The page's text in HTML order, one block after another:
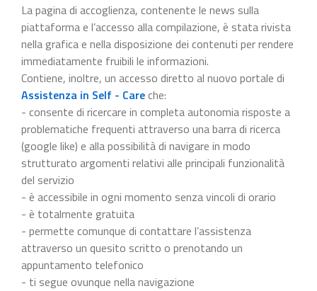
La pagina di accoglienza, contenente le news sulla
piattaforma e l’accesso alla compilazione, è stata rivista
nella grafica e nella disposizione dei contenuti per rendere
immediatamente fruibili le informazioni.
Contiene, inoltre, un accesso diretto al nuovo portale di
Assistenza in Self - Careche:
- consente di ricercare in completa autonomia risposte a
problematiche frequenti attraverso una barra di ricerca
(google like) e alla possibilità di navigare in modo
strutturato argomenti relativi alle principali funzionalità
del servizio
- è accessibile in ogni momento senza vincoli di orario
- è totalmente gratuita
- permette comunque di contattare l’assistenza
attraverso un quesito scritto o prenotando un
appuntamento telefonico
- ti segue ovunque nella navigazione